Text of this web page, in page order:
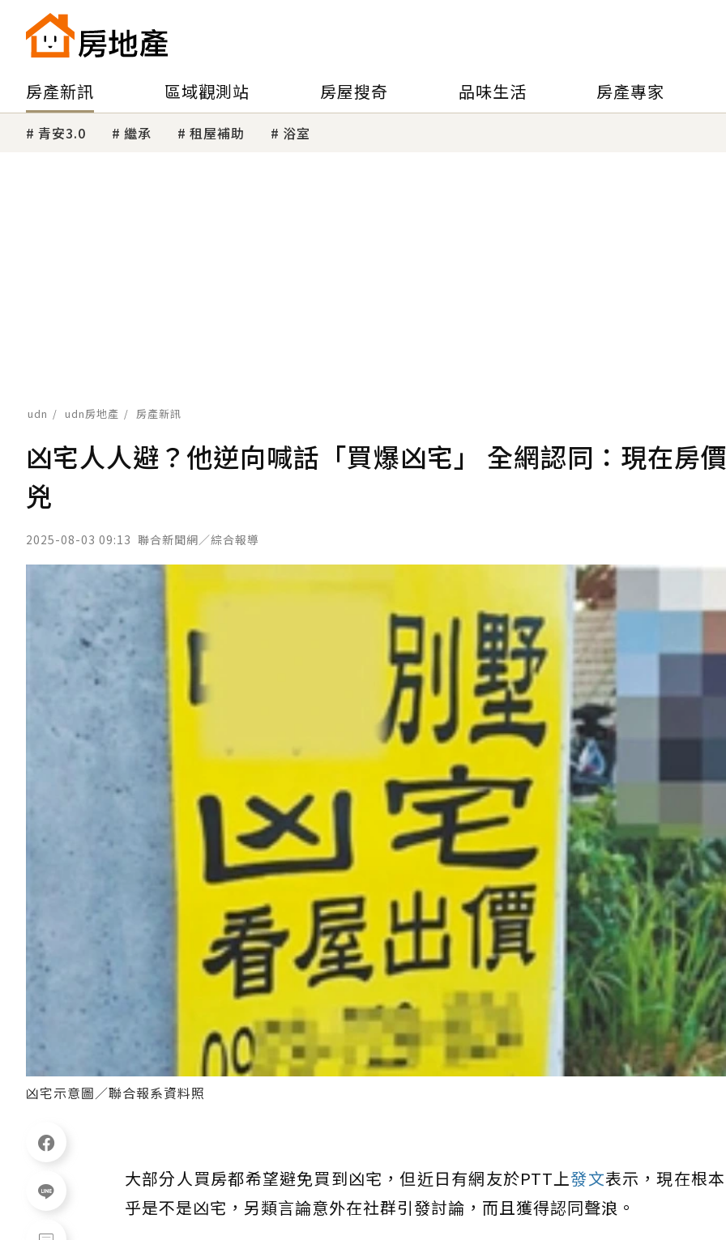
房產新訊 區域觀測站 房屋搜奇 品味生活 房產專家
青安3.0 繼承 租屋補助 浴室
udn udn房地產 房產新訊
凶宅人人避？他逆向喊話「買爆凶宅」 全網認同：現在房
兇
2025-08-03 09:13 聯合新聞網／綜合報導
凶宅示意圖／聯合報系資料照
大部分人買房都希望避免買到凶宅，但近日有網友於PTT上發文表示，現在根
乎是不是凶宅，另類言論意外在社群引發討論，而且獲得認同聲浪。